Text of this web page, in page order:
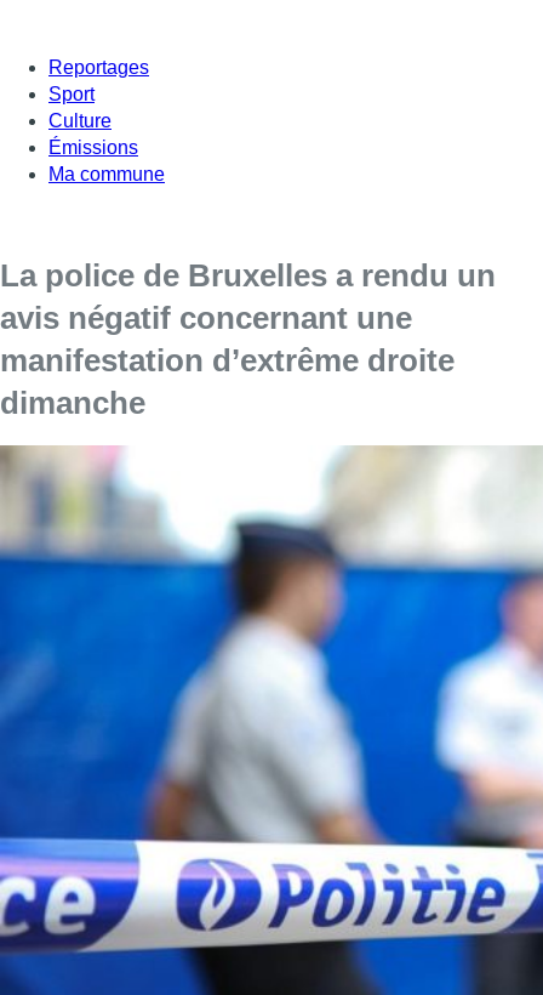
Reportages
Sport
Culture
Émissions
Ma commune
La police de Bruxelles a rendu un
avis négatif concernant une
manifestation d’extrême droite
dimanche